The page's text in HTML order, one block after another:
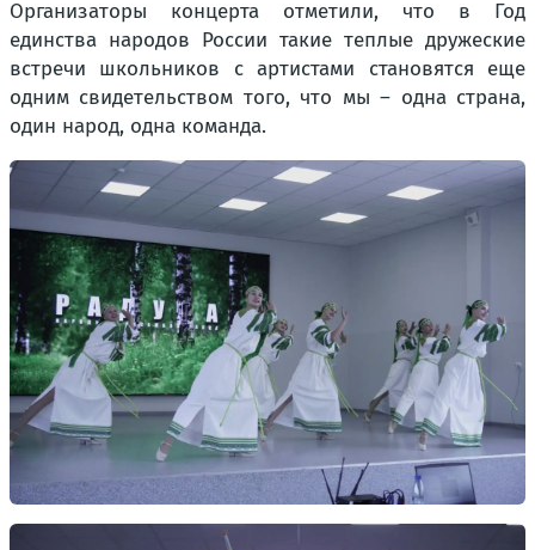
Организаторы концерта отметили, что в Год
единства народов России такие теплые дружеские
встречи школьников с артистами становятся еще
одним свидетельством того, что мы – одна страна,
один народ, одна команда.